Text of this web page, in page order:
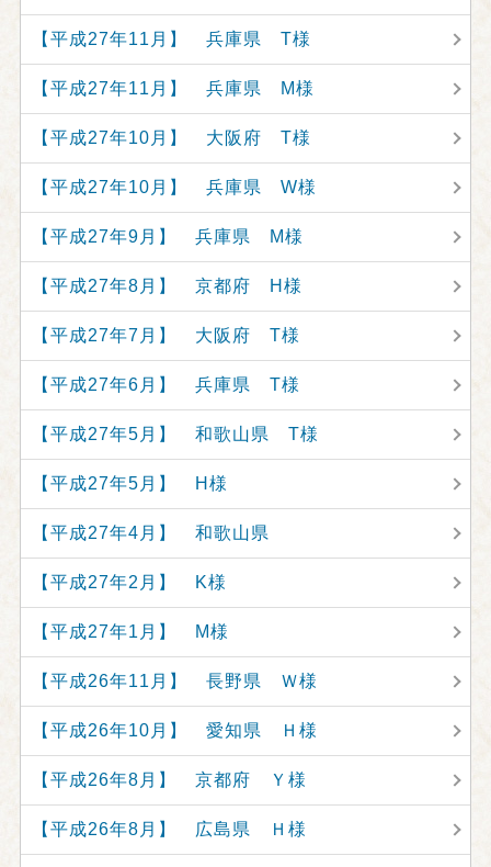
【平成27年11月】 兵庫県 T様
【平成27年11月】 兵庫県 M様
【平成27年10月】 大阪府 T様
【平成27年10月】 兵庫県 W様
【平成27年9月】 兵庫県 M様
【平成27年8月】 京都府 H様
【平成27年7月】 大阪府 T様
【平成27年6月】 兵庫県 T様
【平成27年5月】 和歌山県 T様
【平成27年5月】 H様
【平成27年4月】 和歌山県
【平成27年2月】 K様
【平成27年1月】 M様
【平成26年11月】 長野県 Ｗ様
【平成26年10月】 愛知県 Ｈ様
【平成26年8月】 京都府 Ｙ様
【平成26年8月】 広島県 Ｈ様